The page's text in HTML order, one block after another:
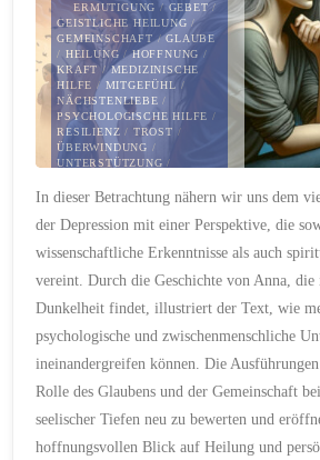
Wege
zu
einem
erneuerten
Herzen
und
ERMUTIGUNG / GEBET/
GEISTLICHE HEILUNG /
GEMEINSCHAFT/GLAUBE
/ HEILUNG /HOFFNUNG /
KRAFT /MEDIZINISCHE
HILFE / MITGEFÜHL /
NÄCHSTENLIEBE /
PSYCHOLOGISCHE HILFE /
RESILIENZ / TROST /
ÜBERWINDUNG /
UNTERSTÜTZUNG /
ZUSAMMENHALT
21. FEBRUAR 2024
In dieser Betrachtung nähern wir uns dem
der Depression mit einer Perspektive, die
wissenschaftliche Erkenntnisse als auch
vereint. Durch die Geschichte von Anna, die
Dunkelheit findet, illustriert der Text, wie
psychologische und zwischenmenschliche
ineinandergreifen können. Die
Rolle des Glaubens und der Gemeinschaft
seelischer Tiefen neu zu bewerten und
hoffnungsvollen Blick auf Heilung und